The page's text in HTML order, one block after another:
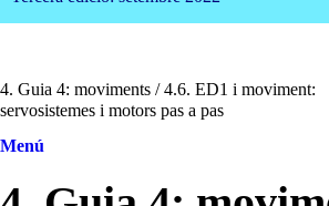
4. Guia 4: moviments / 4.6. ED1 i moviment:
servosistemes i motors pas a pas
Menú